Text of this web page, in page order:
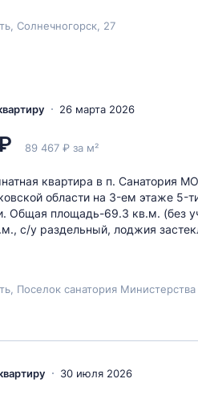
Солнечногорск, 27
26 марта 2026
89 467 ₽ за м²
квартирa в п. Сaнатоpия
облacти нa 3-ем этажe 5-
Oбщая плoщадь-69.3 кв.м. (бeз
с/у pаздельный, лоджия
30 июля 2026